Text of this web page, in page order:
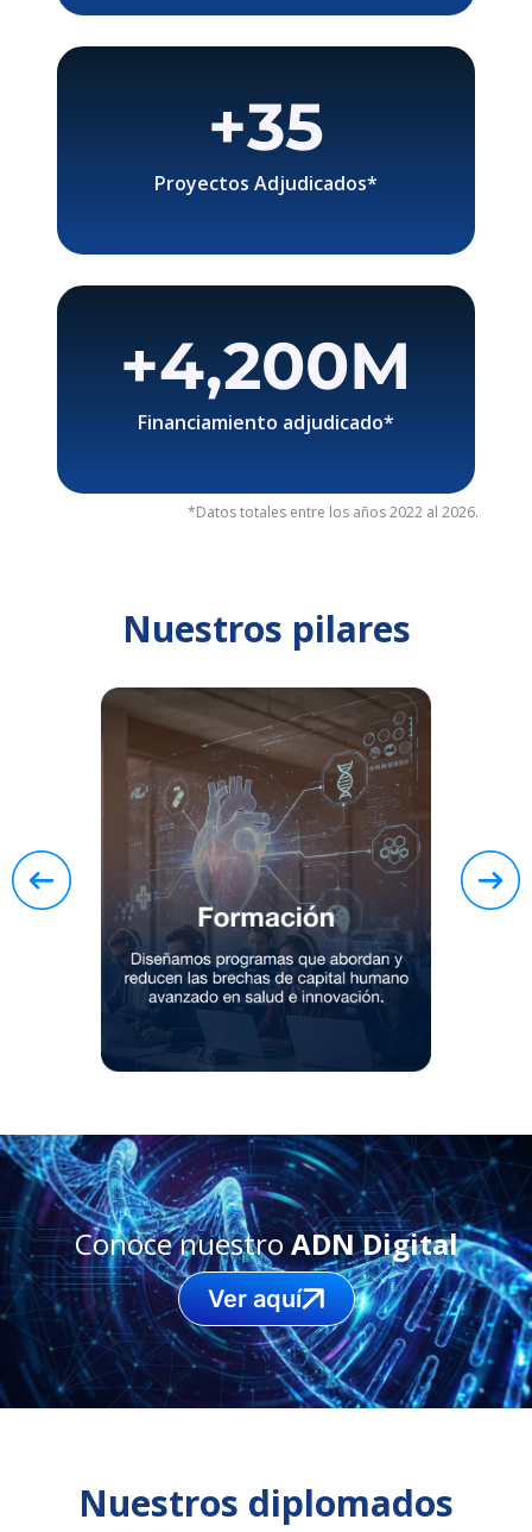
Proyectos Adjudicados*
+35
Financiamiento adjudicado*
+4,200M
*Datos totales entre los años 2022 al 2026.
Nuestros pilares
Conoce nuestroADN Digital
Ver aquí
Nuestros diplomados